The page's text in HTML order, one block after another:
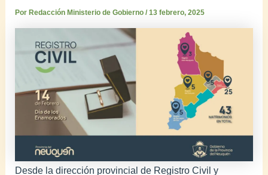
Por Redacción Ministerio de Gobierno/13 febrero, 2025
Desde la dirección provincial de Registro Civil y